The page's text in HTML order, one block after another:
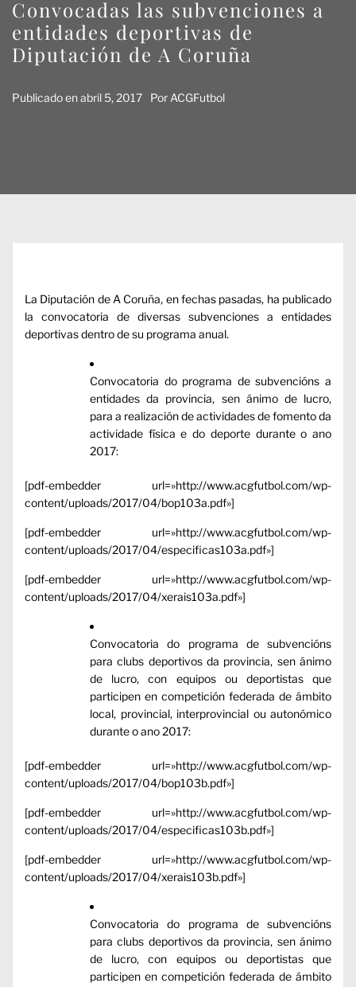
Convocadas las subvenciones a
entidades deportivas de
Diputación de A Coruña
Publicado enabril 5, 2017 Por ACGFutbol
La Diputación de A Coruña, en fechas pasadas, ha publicado
la convocatoria de diversas subvenciones a entidades
deportivas dentro de su programa anual.
Convocatoria do programa de subvencións a
entidades da provincia, sen ánimo de lucro,
para a realización de actividades de fomento da
actividade física e do deporte durante o ano
2017:
[pdf-embedder url=»http://www.acgfutbol.com/wp-
content/uploads/2017/04/bop103a.pdf»]
[pdf-embedder url=»http://www.acgfutbol.com/wp-
content/uploads/2017/04/especificas103a.pdf»]
[pdf-embedder url=»http://www.acgfutbol.com/wp-
content/uploads/2017/04/xerais103a.pdf»]
Convocatoria do programa de subvencións
para clubs deportivos da provincia, sen ánimo
de lucro, con equipos ou deportistas que
participen en competición federada de ámbito
local, provincial, interprovincial ou autonómico
durante o ano 2017:
[pdf-embedder url=»http://www.acgfutbol.com/wp-
content/uploads/2017/04/bop103b.pdf»]
[pdf-embedder url=»http://www.acgfutbol.com/wp-
content/uploads/2017/04/especificas103b.pdf»]
[pdf-embedder url=»http://www.acgfutbol.com/wp-
content/uploads/2017/04/xerais103b.pdf»]
Convocatoria do programa de subvencións
para clubs deportivos da provincia, sen ánimo
de lucro, con equipos ou deportistas que
participen en competición federada de ámbito